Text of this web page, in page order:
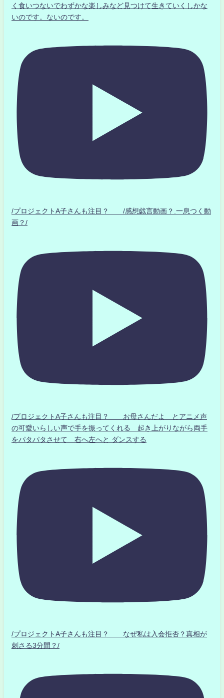
く食いつないでわずかな楽しみなど見つけて生きていくしかな
いのです。ないのです。
/プロジェクトA子さんも注目？ /感想戯言動画？.一息つく動
画？/
/プロジェクトA子さんも注目？ お母さんだよ とアニメ声
の可愛いらしい声で手を振ってくれる 起き上がりながら両手
をパタパタさせて 右へ左へと ダンスする
/プロジェクトA子さんも注目？ なぜ私は入会拒否？真相が
刺さる3分間？/